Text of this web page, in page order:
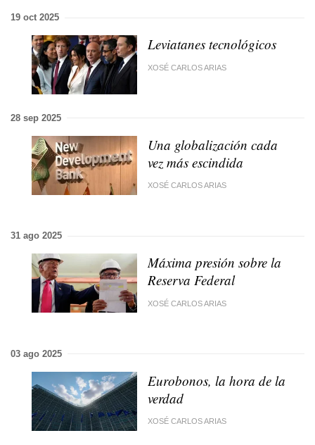
19 oct 2025
Leviatanes tecnológicos
XOSÉ CARLOS ARIAS
28 sep 2025
Una globalización cada
vez más escindida
XOSÉ CARLOS ARIAS
31 ago 2025
Máxima presión sobre la
Reserva Federal
XOSÉ CARLOS ARIAS
03 ago 2025
Eurobonos, la hora de la
verdad
XOSÉ CARLOS ARIAS